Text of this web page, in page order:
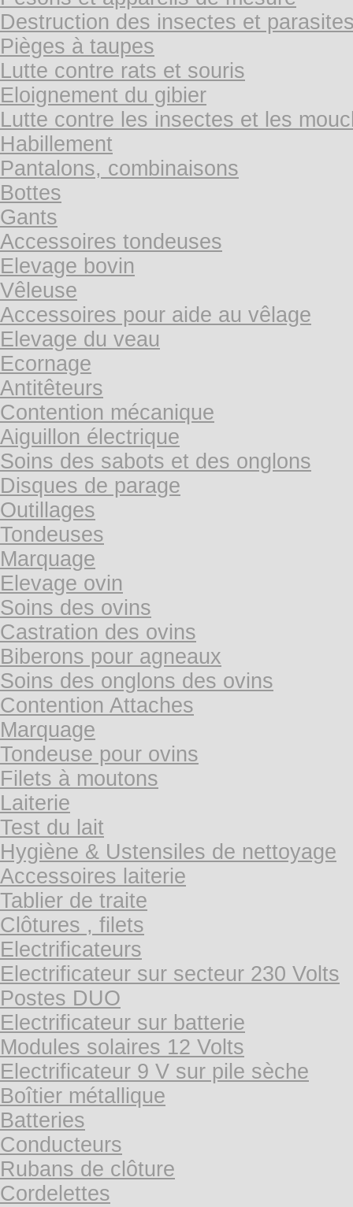
Destruction des insectes et
Pièges à taupes
Lutte contre rats et souris
Eloignement du gibier
Lutte contre les insectes et les
Habillement
Pantalons, combinaisons
Bottes
Gants
Accessoires tondeuses
Elevage bovin
Vêleuse
Accessoires pour aide au vêlage
Elevage du veau
Ecornage
Antitêteurs
Contention mécanique
Aiguillon électrique
Soins des sabots et des onglons
Disques de parage
Outillages
Tondeuses
Marquage
Elevage ovin
Soins des ovins
Castration des ovins
Biberons pour agneaux
Soins des onglons des ovins
Contention Attaches
Marquage
Tondeuse pour ovins
Filets à moutons
Laiterie
Test du lait
Hygiène & Ustensiles de nettoyage
Accessoires laiterie
Tablier de traite
Clôtures , filets
Electrificateurs
Electrificateur sur secteur 230 Volts
Postes DUO
Electrificateur sur batterie
Modules solaires 12 Volts
Electrificateur 9 V sur pile sèche
Boîtier métallique
Batteries
Conducteurs
Rubans de clôture
Cordelettes